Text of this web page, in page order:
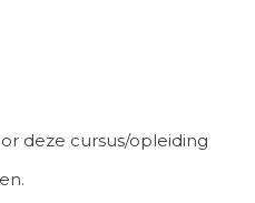
deze cursus/opleiding